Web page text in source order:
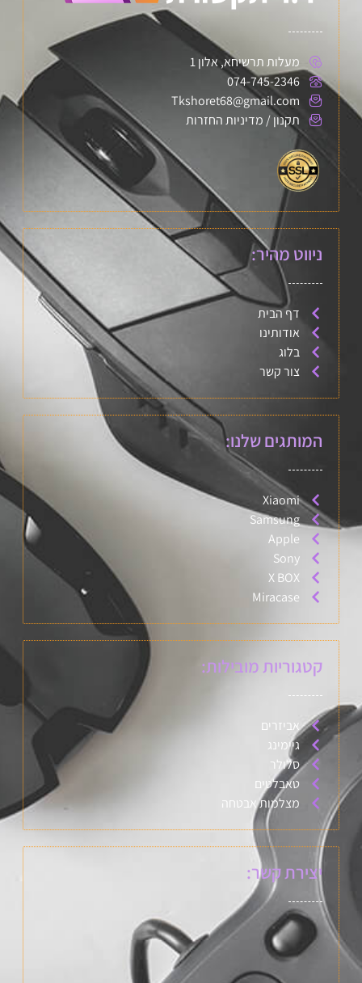
מעלות תרשיחא, אלון 1
074-745-2346
Tkshoret68@gmail.com
תקנון / מדיניות החזרות
ניווט מהיר:
דף הבית
אודותינו
בלוג
צור קשר
המותגים שלנו:
Xiaomi
Samsung
Apple
Sony
X BOX
Miracase
קטגוריות מובילות:
אביזרים
גיימינג
סלולר
טאבלטים
מצלמות אבטחה
יצירת קשר: